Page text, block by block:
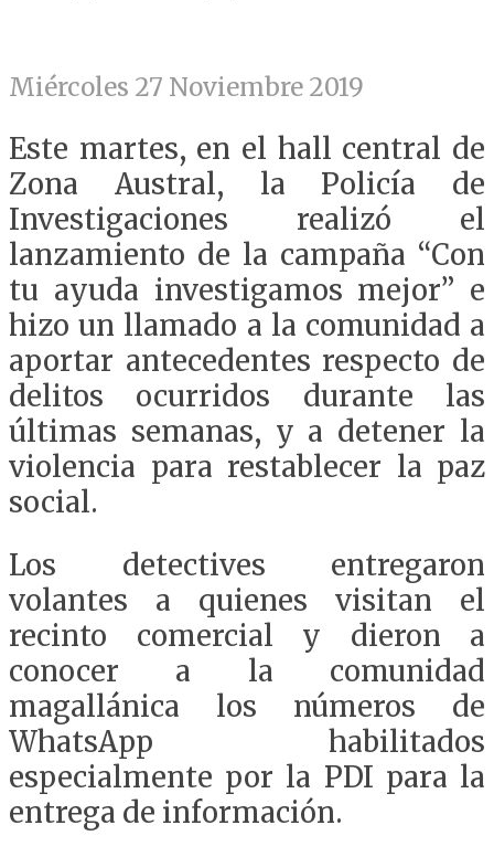
Miércoles 27 Noviembre 2019
Este martes, en el hall central de
Zona Austral, la Policía de
Investigaciones realizó el
lanzamiento de la campaña “Con
tu ayuda investigamos mejor” e
hizo un llamado a la comunidad a
aportar antecedentes respecto de
delitos ocurridos durante las
últimas semanas, y a detener la
violencia para restablecer la paz
social.
Los detectives entregaron
volantes a quienes visitan el
recinto comercial y dieron a
conocer a la comunidad
magallánica los números de
WhatsApp habilitados
especialmente por la PDI para la
entrega de información.